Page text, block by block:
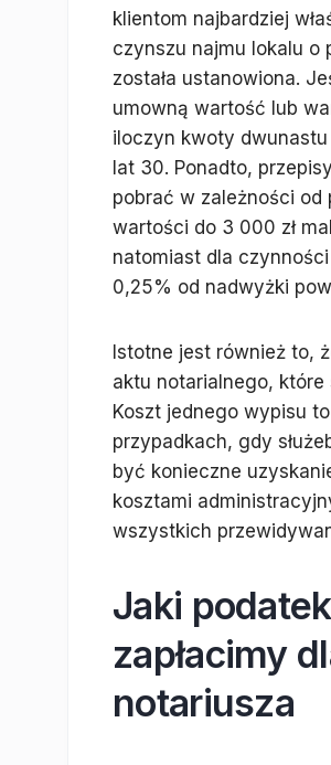
klientom najbardziej
czynszu najmu lokalu o
została ustanowiona.
umowną wartość lub
iloczyn kwoty
lat 30. Ponadto,
pobrać w zależności od
wartości do 3 000 zł
natomiast dla
0,25% od nadwyżki
Istotne jest również to,
aktu notarialnego,
Koszt jednego wypisu
przypadkach, gdy
być konieczne
kosztami
wszystkich
Jaki
zapłacimy
notariusza